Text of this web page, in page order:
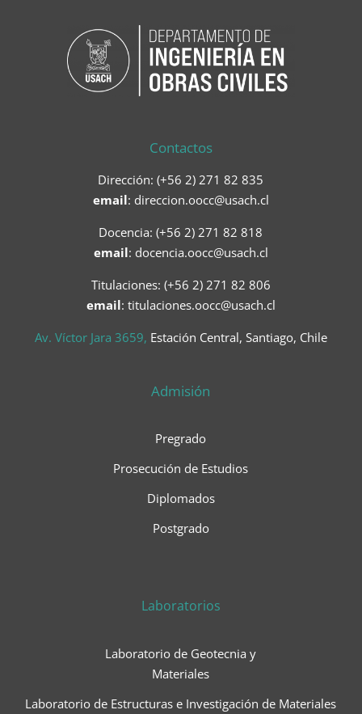
Contactos
Dirección: (+56 2) 271 82 835
email: direccion.oocc@usach.cl
Docencia: (+56 2) 271 82 818
email: docencia.oocc@usach.cl
Titulaciones: (+56 2) 271 82 806
email: titulaciones.oocc@usach.cl
Av. Víctor Jara 3659, Estación Central, Santiago, Chile
Admisión
Pregrado
Prosecución de Estudios
Diplomados
Postgrado
Laboratorios
Laboratorio de Geotecnia y
Materiales
Laboratorio de Estructuras e Investigación de Materiales